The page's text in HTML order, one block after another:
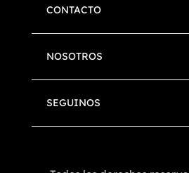
CONTACTO
NOSOTROS
SEGUINOS